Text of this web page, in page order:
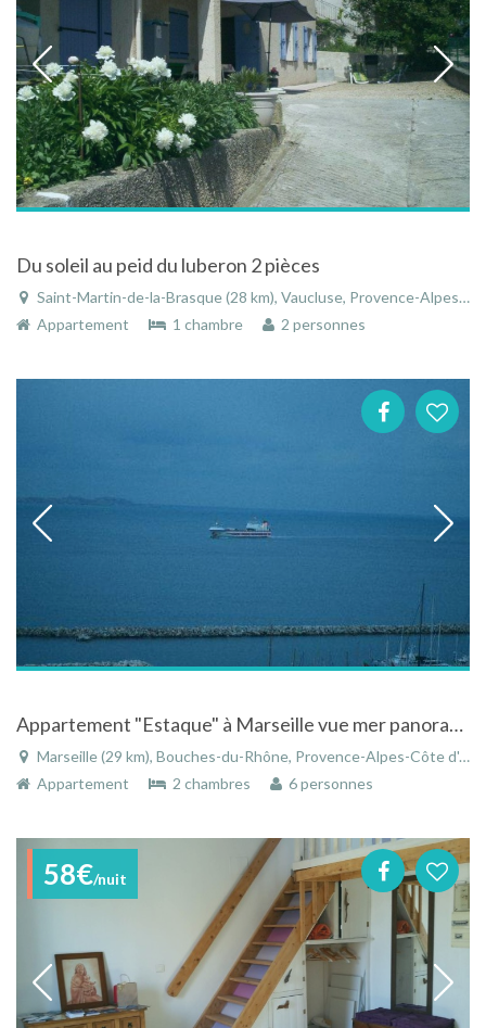
Du soleil au peid du luberon 2 pièces
Saint-Martin-de-la-Brasque (28 km), Vaucluse, Provence-Alpes-Côte d'Azur, France
Appartement
1 chambre 2 personnes
Appartement "Estaque" à Marseille vue mer panoramique sur la rade de Marseille
Marseille (29 km), Bouches-du-Rhône, Provence-Alpes-Côte d'Azur, France
Appartement
2 chambres 6 personnes
58€/nuit